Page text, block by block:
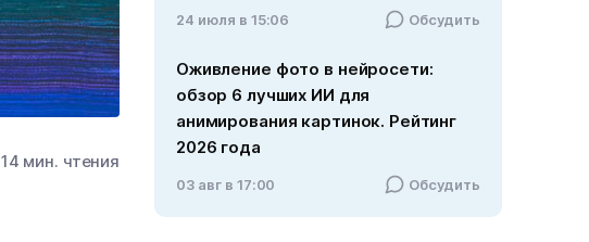
14 мин. чтения
24 июля в 15:06 Обсудить
Оживление фото в нейросети:
обзор 6 лучших ИИ для
анимирования картинок. Рейтинг
2026 года
03 авг в 17:00 Обсудить